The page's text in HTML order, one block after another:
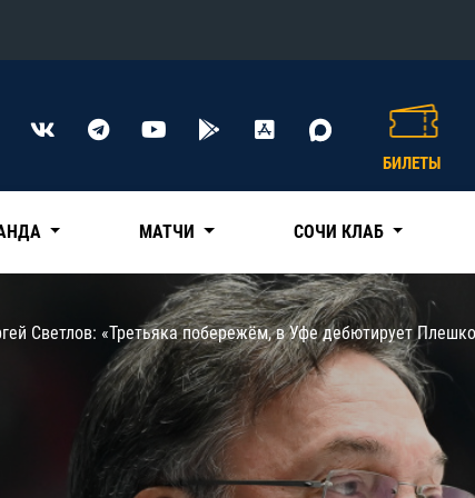
Конференция «Восток»
Трактор
Дивизион Чернышева
Авангард
Адмирал
БИЛЕТЫ
МАТЧИ СОЧИ КЛАБ
Светлов: «Третьяка побережём, в Уфе дебютирует